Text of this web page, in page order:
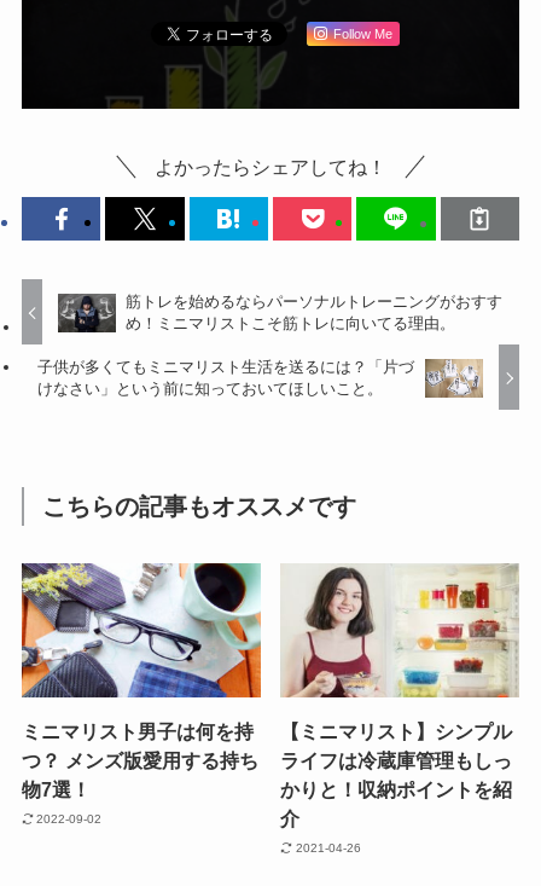
Follow Me
よかったらシェアしてね！
筋トレを始めるならパーソナルトレーニングがおすす
め！ミニマリストこそ筋トレに向いてる理由。
子供が多くてもミニマリスト生活を送るには？「片づ
けなさい」という前に知っておいてほしいこと。
こちらの記事もオススメです
ミニマリスト男子は何を持
つ？ メンズ版愛用する持ち
物7選！
2022-09-02
【ミニマリスト】シンプル
ライフは冷蔵庫管理もしっ
かりと！収納ポイントを紹
介
2021-04-26